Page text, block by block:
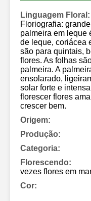
Linguagem Floral:
Floriografia:
palmeira em leque
de leque, coriácea
são para quintais,
flores. As folhas
palmeira. A
ensolarado,
solar forte e
florescer flores
crescer bem.
Origem:
Produção:
Categoria:
Florescendo:
vezes flores em
Cor: